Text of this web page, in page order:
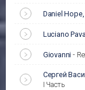
Daniel
Luciano
Giovanni -
Сергей
I Часть